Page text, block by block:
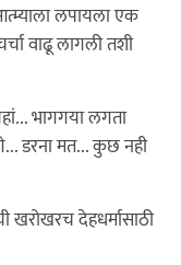
लपायला एक
वाढू लागली तशी
भागगया लगता
डरना मत... कुछ नही
खरोखरच देहधर्मासाठी